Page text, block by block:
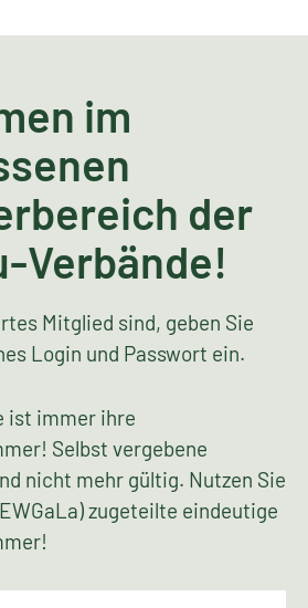
im
der
Verbände!
Mitglied sind, geben Sie
Login und Passwort ein.
ist immer ihre
Selbst vergebene
nicht mehr gültig. Nutzen Sie
zugeteilte eindeutige